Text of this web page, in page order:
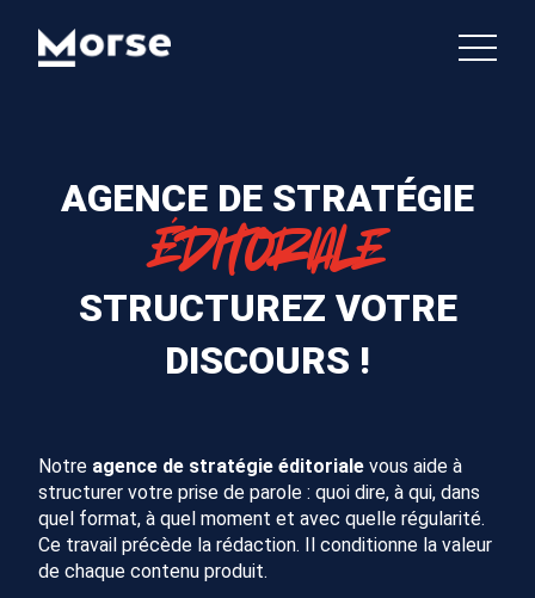
AGENCE DE STRATÉGIE
ÉDITORIALE
STRUCTUREZ VOTRE
DISCOURS !
Notre agence de stratégie éditoriale vous aide à
structurer votre prise de parole : quoi dire, à qui, dans
quel format, à quel moment et avec quelle régularité.
Ce travail précède la rédaction. Il conditionne la valeur
de chaque contenu produit.